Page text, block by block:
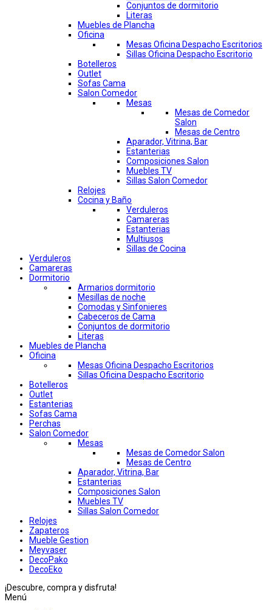
Conjuntos de dormitorio
Literas
Muebles de Plancha
Oficina
Mesas Oficina Despacho Escritorios
Sillas Oficina Despacho Escritorio
Botelleros
Outlet
Sofas Cama
Salon Comedor
Mesas
Mesas de Comedor
Salon
Mesas de Centro
Aparador, Vitrina, Bar
Estanterias
Composiciones Salon
Muebles TV
Sillas Salon Comedor
Relojes
Cocina y Baño
Verduleros
Camareras
Estanterias
Multiusos
Sillas de Cocina
Verduleros
Camareras
Dormitorio
Armarios dormitorio
Mesillas de noche
Comodas y Sinfonieres
Cabeceros de Cama
Conjuntos de dormitorio
Literas
Muebles de Plancha
Oficina
Mesas Oficina Despacho Escritorios
Sillas Oficina Despacho Escritorio
Botelleros
Outlet
Estanterias
Sofas Cama
Perchas
Salon Comedor
Mesas
Mesas de Comedor Salon
Mesas de Centro
Aparador, Vitrina, Bar
Estanterias
Composiciones Salon
Muebles TV
Sillas Salon Comedor
Relojes
Zapateros
Mueble Gestion
Meyvaser
DecoPako
DecoEko
¡Descubre, compra y disfruta!
Menú